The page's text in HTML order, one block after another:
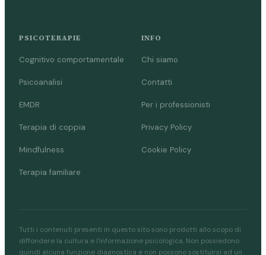
PSICOTERAPIE
Cognitivo comportamentale
Psicoanalisi
EMDR
Terapia di coppia
Mindfulness
Terapia familiare
INFO
Chi siamo
Contatti
Per i professionisti
Privacy Policy
Cookie Policy
Tutti i contenuti presenti in questo sito sono prodotti allo scopo di
diffondere la cultura e l'informazione psicologica. Non possiedono
quindi alcuna funzione diagnostica e non possono sostituirsi ad un